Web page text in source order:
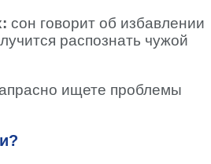
сон говорит об избавлении
распознать чужой
ищете проблемы